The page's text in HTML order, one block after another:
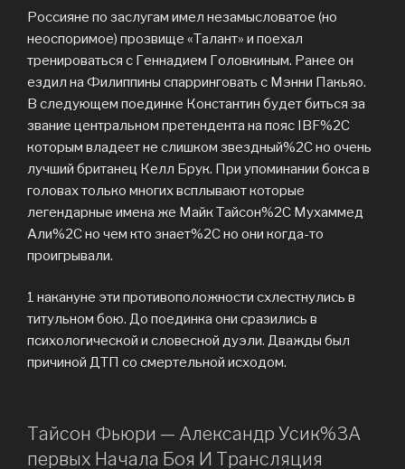
Россияне по заслугам имел незамысловатое (но
неоспоримое) прозвище «Талант» и поехал
тренироваться с Геннадием Головкиным. Ранее он
ездил на Филиппины спарринговать с Мэнни Пакьяо.
В следующем поединке Константин будет биться за
звание центральном претендента на пояс IBF%2C
которым владеет не слишком звездный%2C но очень
лучший британец Келл Брук. При упоминании бокса в
головах только многих всплывают которые
легендарные имена же Майк Тайсон%2C Мухаммед
Али%2C но чем кто знает%2C но они когда-то
проигрывали.
1 накануне эти противоположности схлестнулись в
титульном бою. До поединка они сразились в
психологической и словесной дуэли. Дважды был
причиной ДТП со смертельной исходом.
Тайсон Фьюри — Александр Усик%3A
первых Начала Боя И Трансляция